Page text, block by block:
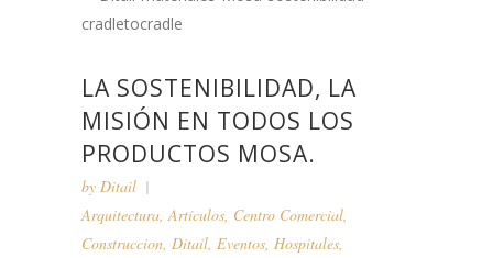
LA SOSTENIBILIDAD, LA
MISIÓN EN TODOS LOS
PRODUCTOS MOSA.
by Ditail
Arquitectura,Artículos, Centro Comercial,
Construccion, Ditail, Eventos, Hospitales,